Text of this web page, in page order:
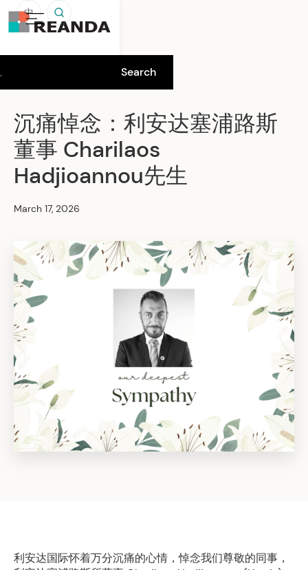
中
沉痛悼念：利安达塞浦路斯
董事 Charilaos
Hadjioannou先生
March 17, 2026
利安达国际怀着万分沉痛的心情，悼念我们尊敬的同事，